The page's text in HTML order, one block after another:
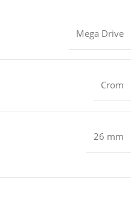
Mega Drive
Crom
26 mm